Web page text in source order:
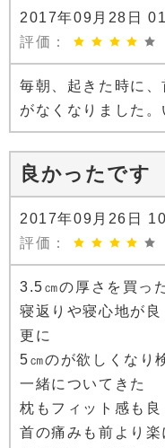
2017年09月28日
評価：
毎朝、起きた時に
がなくなりました。
良かったです
2017年09月26日
評価：
3.5㎝の厚さを買っ
寝返りや寝心地が良
更に
5㎝のが欲しくなり
一緒についてきた
枕もフィット感も良
首の痛みも前より